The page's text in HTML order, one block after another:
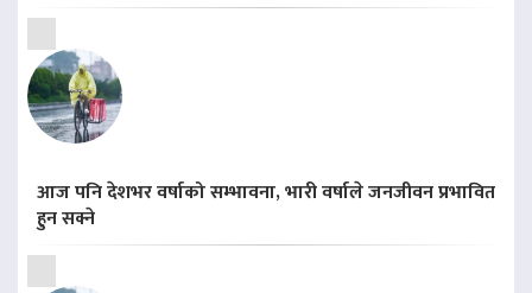
आज पनि देशभर वर्षाको सम्भावना, भारी वर्षाले जनजीवन प्रभावित
हुन सक्ने